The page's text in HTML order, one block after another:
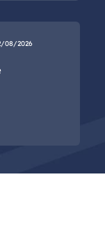
08/2026